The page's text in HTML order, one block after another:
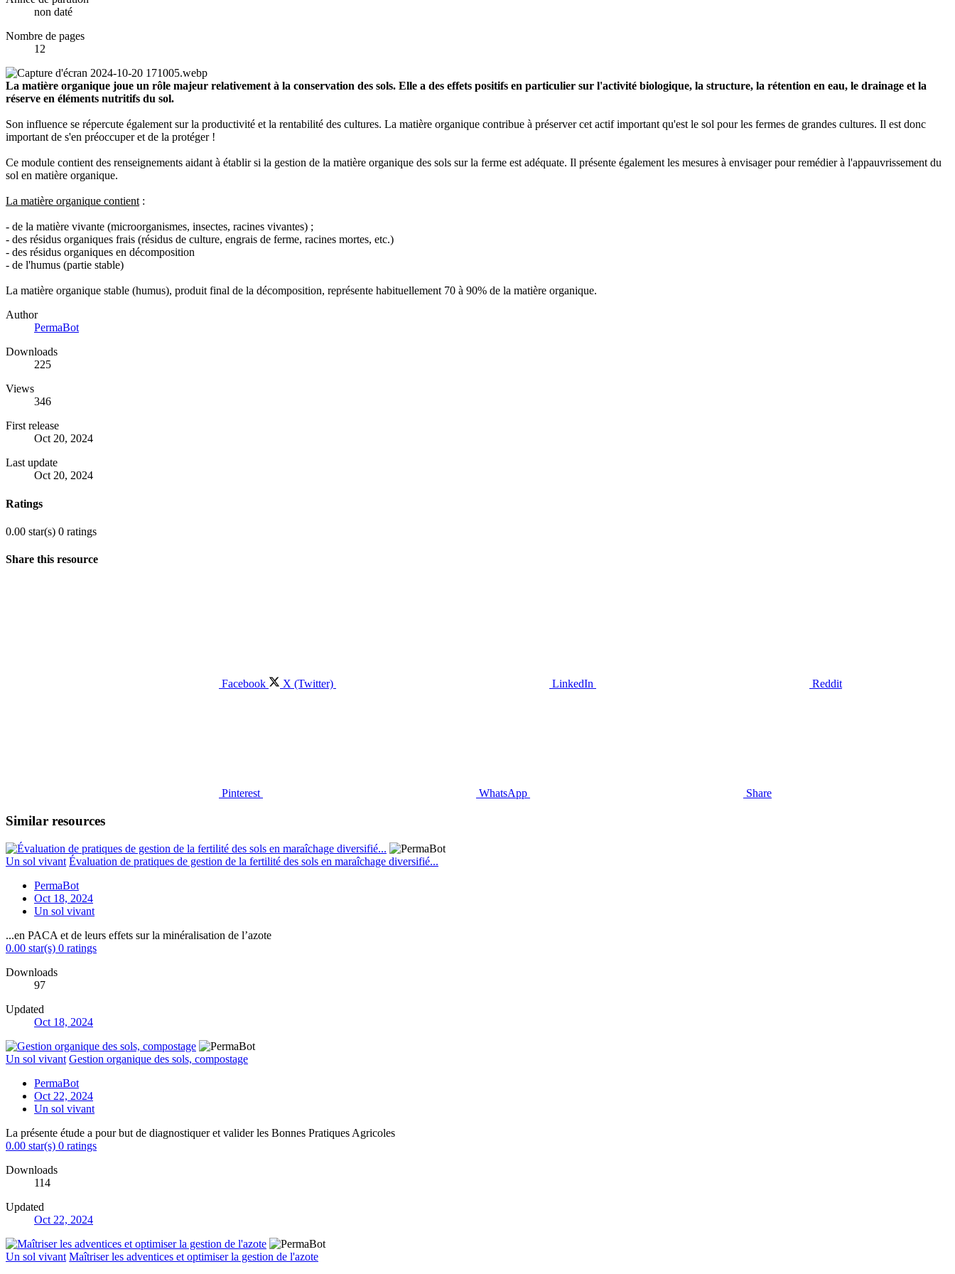
non daté
Nombre de pages
12
La matière organique joue un rôle majeur relativement à la conservation des sols. Elle a des effets positifs en particulier sur l'activité biologique, la structure, la rétention en eau, le drainage et la
réserve en éléments nutritifs du sol.
Son influence se répercute également sur la productivité et la rentabilité des cultures. La matière organique contribue à préserver cet actif important qu'est le sol pour les fermes de grandes cultures. Il est donc
important de s'en préoccuper et de la protéger !
Ce module contient des renseignements aidant à établir si la gestion de la matière organique des sols sur la ferme est adéquate. Il présente également les mesures à envisager pour remédier à l'appauvrissement du
sol en matière organique.
La matière organique contient :
- de la matière vivante (microorganismes, insectes, racines vivantes) ;
- des résidus organiques frais (résidus de culture, engrais de ferme, racines mortes, etc.)
- des résidus organiques en décomposition
- de l'humus (partie stable)
La matière organique stable (humus), produit final de la décomposition, représente habituellement 70 à 90% de la matière organique.
Author
PermaBot
Downloads
225
Views
346
First release
Oct 20, 2024
Last update
Oct 20, 2024
Ratings
0.00 star(s) 0 ratings
Share this resource
Facebook X (Twitter) LinkedIn Reddit
Pinterest WhatsApp Share
Similar resources
Un sol vivant Évaluation de pratiques de gestion de la fertilité des sols en maraîchage diversifié...
PermaBot
Oct 18, 2024
Un sol vivant
...en PACA et de leurs effets sur la minéralisation de l’azote
0.00 star(s) 0 ratings
Downloads
97
Updated
Oct 18, 2024
Un sol vivant Gestion organique des sols, compostage
PermaBot
Oct 22, 2024
Un sol vivant
La présente étude a pour but de diagnostiquer et valider les Bonnes Pratiques Agricoles
0.00 star(s) 0 ratings
Downloads
114
Updated
Oct 22, 2024
Un sol vivant Maîtriser les adventices et optimiser la gestion de l'azote